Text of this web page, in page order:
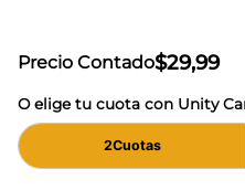
Precio Contado$29,99
O elige tu cuota con Unity
2Cuotas